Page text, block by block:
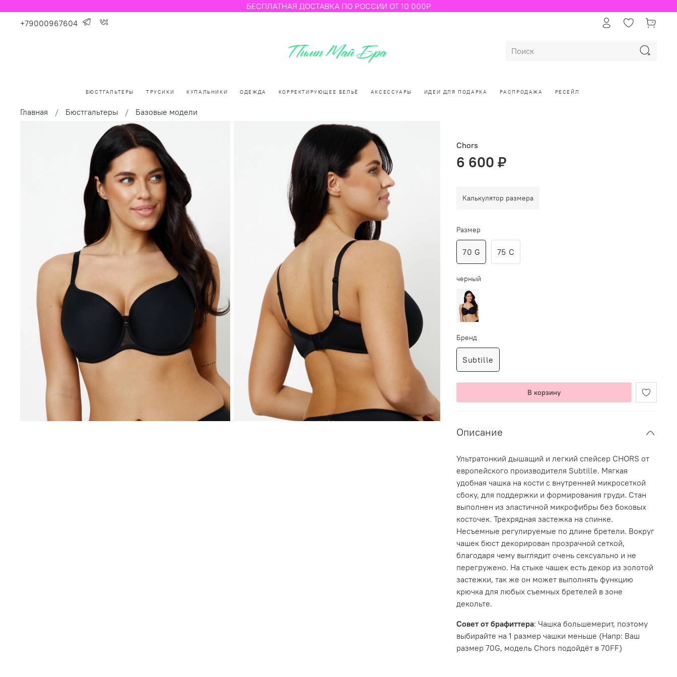
БЕСПЛАТНАЯ ДОСТАВКА ПО РОССИИ ОТ 10 000Р
+79000967604
БЮСТГАЛЬТЕРЫ ТРУСИКИ КУПАЛЬНИКИ ОДЕЖДА КОРРЕКТИРУЮЩЕЕ БЕЛЬЁ АКСЕССУАРЫ ИДЕИ ДЛЯ ПОДАРКА РАСПРОДАЖА РЕСЕЙЛ
Главная Бюстгальтеры Базовые модели
Chors
6 600 ₽
Калькулятор размера
В корзину
Размер
70 G 75 C
черный
Бренд
Subtille
Описание
Ультратонкий дышащий и легкий спейсер CHORS от
европейского производителя Subtille. Мягкая
удобная чашка на кости с внутренней микросеткой
сбоку, для поддержки и формирования груди. Стан
выполнен из эластичной микрофибры без боковых
косточек. Трехрядная застежка на спинке.
Несъемные регулируемые по длине бретели. Вокруг
чашек бюст декорирован прозрачной сеткой,
благодаря чему выглядит очень сексуально и не
перегружено. На стыке чашек есть декор из золотой
застежки, так же он может выполнять функцию
крючка для любых съемных бретелей в зоне
декольте.
Совет от брафиттера: Чашка большемерит, поэтому
выбирайте на 1 размер чашки меньше (Напр: Ваш
размер 70G, модель Chors подойдёт в 70FF)